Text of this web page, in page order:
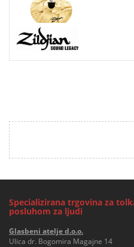
Specializirana trgovina za
posluhom za ljudi
Glasbeni atelje d.o.o.
Ulica dr. Bogomira Magajne 14